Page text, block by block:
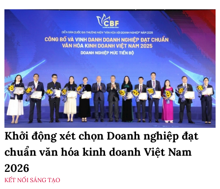
Khởi động xét chọn Doanh nghiệp đạt
chuẩn văn hóa kinh doanh Việt Nam
2026
KẾT NỐI SÁNG TẠO